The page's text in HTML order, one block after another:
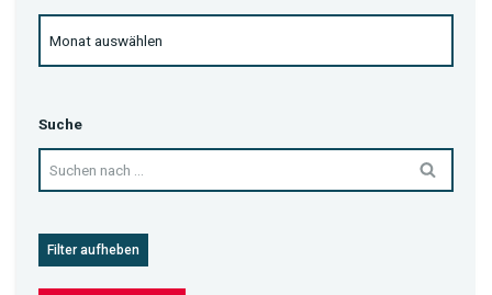
Suche
Filter aufheben